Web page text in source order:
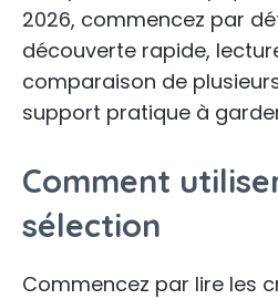
2026, commencez par
découverte rapide,
comparaison de
support pratique à
Comment
sélection
Commencez par lire les